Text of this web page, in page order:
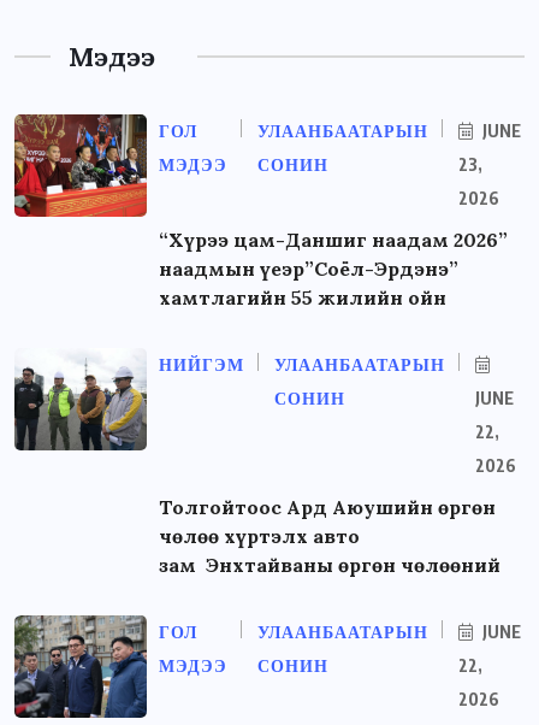
Мэдээ
ГОЛ
МЭДЭЭ
УЛААНБААТАРЫН
СОНИН
JUNE
23,
2026
“Хүрээ цам-Даншиг наадам 2026”
наадмын үеэр”Соёл-Эрдэнэ”
хамтлагийн 55 жилийн ойн
НИЙГЭМ
УЛААНБААТАРЫН
СОНИН
JUNE
22,
2026
Толгойтоос Ард Аюушийн өргөн
чөлөө хүртэлх авто
зам Энхтайваны өргөн чөлөөний
ГОЛ
МЭДЭЭ
УЛААНБААТАРЫН
СОНИН
JUNE
22,
2026